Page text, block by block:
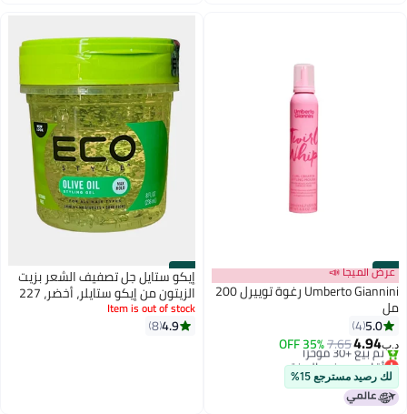
#43
عرض الميجا 📣
Umberto Giannini رغوة توييرل 200
مل
5.0
4
د.ب‏4.94
7.65
35% OFF
أقل سعر في السنة
بتخلّص بسرعة
تم بيع +30 مؤخرًا
أقل سعر في السنة
لك رصيد مسترجع 15%
#44
إيكو ستايل جل تصفيف الشعر بزيت
الزيتون من إيكو ستايلر، أخضر، 227
جم
Item is out of stock
4.9
8